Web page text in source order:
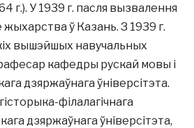
г.). У 1939 г. пасля вызвалення
ў Казань. З 1939 г.
вышэйшых навучальных
кафедры рускай мовы і
дзяржаўнага ўніверсітэта.
філалагічнага
дзяржаўнага ўніверсітэта,